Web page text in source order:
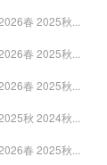
春 2025秋...
春 2025秋...
春 2025秋...
秋 2024秋...
春 2025秋...